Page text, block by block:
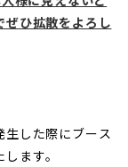
ぜひ拡散をよろし
した際にブース
ます。